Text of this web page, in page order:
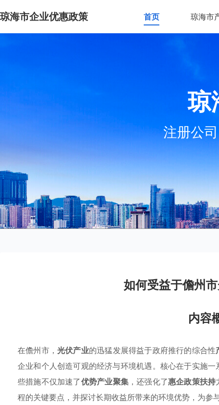
琼海市企业优惠政策 首页 琼海市
琼
注册公
如何受益于儋州
内容
在儋州市，光伏产业的迅猛发展得益于政府推行的综合性
企业和个人创造可观的经济与环境机遇。核心在于实施一
些措施不仅加速了优势产业聚集，还强化了惠企政策扶持
程的关键要点，并探讨长期收益所带来的环境优势，为参